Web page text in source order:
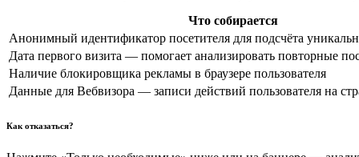
Что собирается
Анонимный идентификатор посетителя для подсчёта
Дата первого визита — помогает анализировать повторные
Наличие блокировщика рекламы в браузере пользователя
Данные для Вебвизора — записи действий пользователя на
Как отказаться?